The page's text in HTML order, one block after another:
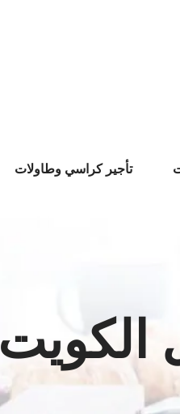
تأجير كراسي وطاولات
الكويت